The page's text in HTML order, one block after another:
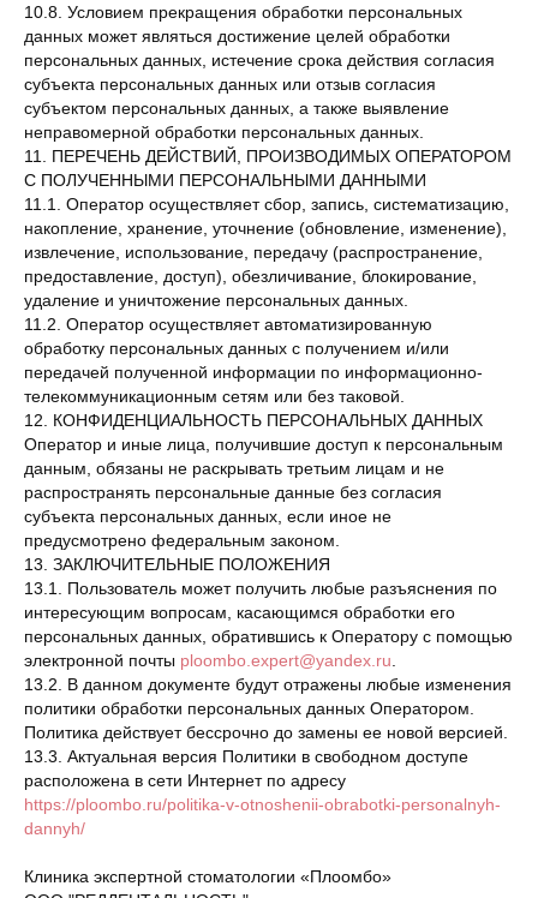
10.8. Условием прекращения обработки персональных
данных может являться достижение целей обработки
персональных данных, истечение срока действия согласия
субъекта персональных данных или отзыв согласия
субъектом персональных данных, а также выявление
неправомерной обработки персональных данных.
11. ПЕРЕЧЕНЬ ДЕЙСТВИЙ, ПРОИЗВОДИМЫХ ОПЕРАТОРОМ
С ПОЛУЧЕННЫМИ ПЕРСОНАЛЬНЫМИ ДАННЫМИ
11.1. Оператор осуществляет сбор, запись, систематизацию,
накопление, хранение, уточнение (обновление, изменение),
извлечение, использование, передачу (распространение,
предоставление, доступ), обезличивание, блокирование,
удаление и уничтожение персональных данных.
11.2. Оператор осуществляет автоматизированную
обработку персональных данных с получением и/или
передачей полученной информации по информационно-
телекоммуникационным сетям или без таковой.
12. КОНФИДЕНЦИАЛЬНОСТЬ ПЕРСОНАЛЬНЫХ ДАННЫХ
Оператор и иные лица, получившие доступ к персональным
данным, обязаны не раскрывать третьим лицам и не
распространять персональные данные без согласия
субъекта персональных данных, если иное не
предусмотрено федеральным законом.
13. ЗАКЛЮЧИТЕЛЬНЫЕ ПОЛОЖЕНИЯ
13.1. Пользователь может получить любые разъяснения по
интересующим вопросам, касающимся обработки его
персональных данных, обратившись к Оператору с помощью
электронной почты ploombo.expert@yandex.ru
13.2. В данном документе будут отражены любые изменения
политики обработки персональных данных Оператором.
Политика действует бессрочно до замены ее новой версией.
13.3. Актуальная версия Политики в свободном доступе
расположена в сети Интернет по адресу
https://ploombo.ru/politika-v-otnoshenii-obrabotki-personalnyh-
dannyh/
Клиника экспертной стоматологии «Плоомбо»